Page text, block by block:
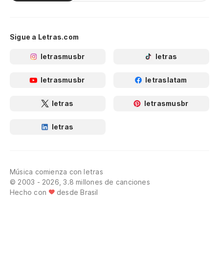
Sigue a Letras.com
letrasmusbr letras
letrasmusbr letraslatam
letras letrasmusbr
letras
Música comienza con letras
© 2003 - 2026, 3.8 millones de canciones
Hecho con
desde Brasil